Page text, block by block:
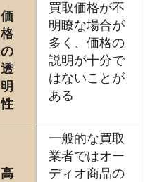
価
格
の
透
明
性
買取価格が不
明瞭な場合が
多く、価格の
説明が十分で
はないことが
ある
高
一般的な買取
業者ではオー
ディオ商品の